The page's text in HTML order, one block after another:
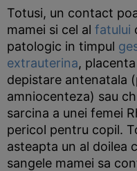
Totusi, un contact
mamei si cel al fatului
patologic in timpul
extrauterina,
depistare antenatala
amniocenteza) sau
sarcina a unei femei
pericol pentru copil.
asteapta un al doilea
sangele mamei sa